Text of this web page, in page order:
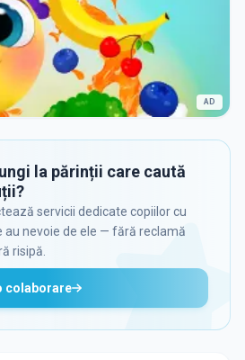
AD
la părinții care caută
servicii dedicate copiilor cu
au nevoie de ele — fără reclamă
risipă.
colaborare